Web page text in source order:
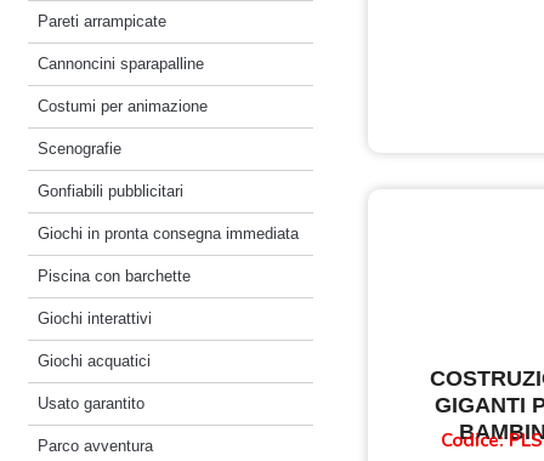
Pareti arrampicate
Cannoncini sparapalline
Costumi per animazione
Scenografie
Gonfiabili pubblicitari
Giochi in pronta consegna immediata
Piscina con barchette
Giochi interattivi
Giochi acquatici
Usato garantito
Parco avventura
GIGANTI
Codice: